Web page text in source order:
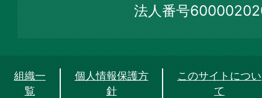
法人番号
組織一
覧
個人情報保護方
針
このサイトについ
て